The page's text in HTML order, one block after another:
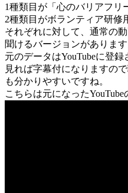
1種類目が「心のバリアフリ
2種類目がボランティア研修
それぞれに対して、通常の
聞けるバージョンがあります
元のデータはYouTubeに登
見れば字幕付になりますの
も分かりやすいですね。
こちらは元になったYouTube